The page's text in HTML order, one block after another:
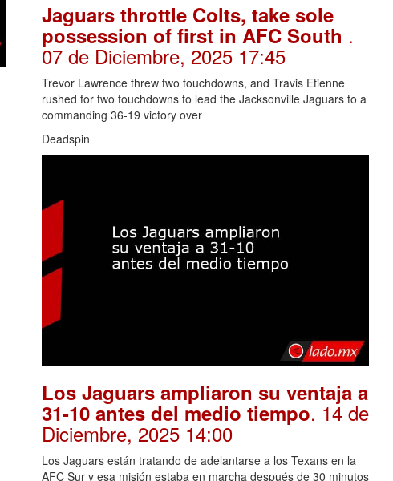
Jaguars throttle Colts, take sole
possession of first in AFC South .
07 de Diciembre, 2025 17:45
Trevor Lawrence threw two touchdowns, and Travis Etienne
rushed for two touchdowns to lead the Jacksonville Jaguars to a
commanding 36-19 victory over
Deadspin
Los Jaguars ampliaron su ventaja a
31-10 antes del medio tiempo. 14 de
Diciembre, 2025 14:00
Los Jaguars están tratando de adelantarse a los Texans en la
AFC Sur y esa misión estaba en marcha después de 30 minutos